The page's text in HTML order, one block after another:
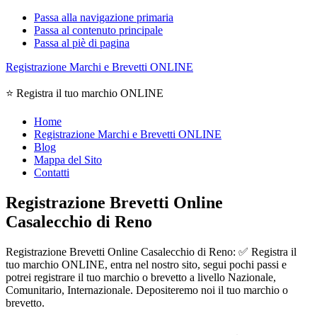
Passa alla navigazione primaria
Passa al contenuto principale
Passa al piè di pagina
Registrazione Marchi e Brevetti ONLINE
⭐ Registra il tuo marchio ONLINE
Home
Registrazione Marchi e Brevetti ONLINE
Blog
Mappa del Sito
Contatti
Registrazione Brevetti Online
Casalecchio di Reno
Registrazione Brevetti Online Casalecchio di Reno: ✅ Registra il
tuo marchio ONLINE, entra nel nostro sito, segui pochi passi e
potrei registrare il tuo marchio o brevetto a livello Nazionale,
Comunitario, Internazionale. Depositeremo noi il tuo marchio o
brevetto.